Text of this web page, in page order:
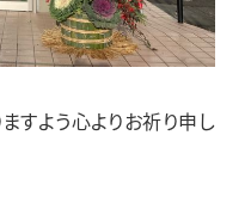
すよう心よりお祈り申し